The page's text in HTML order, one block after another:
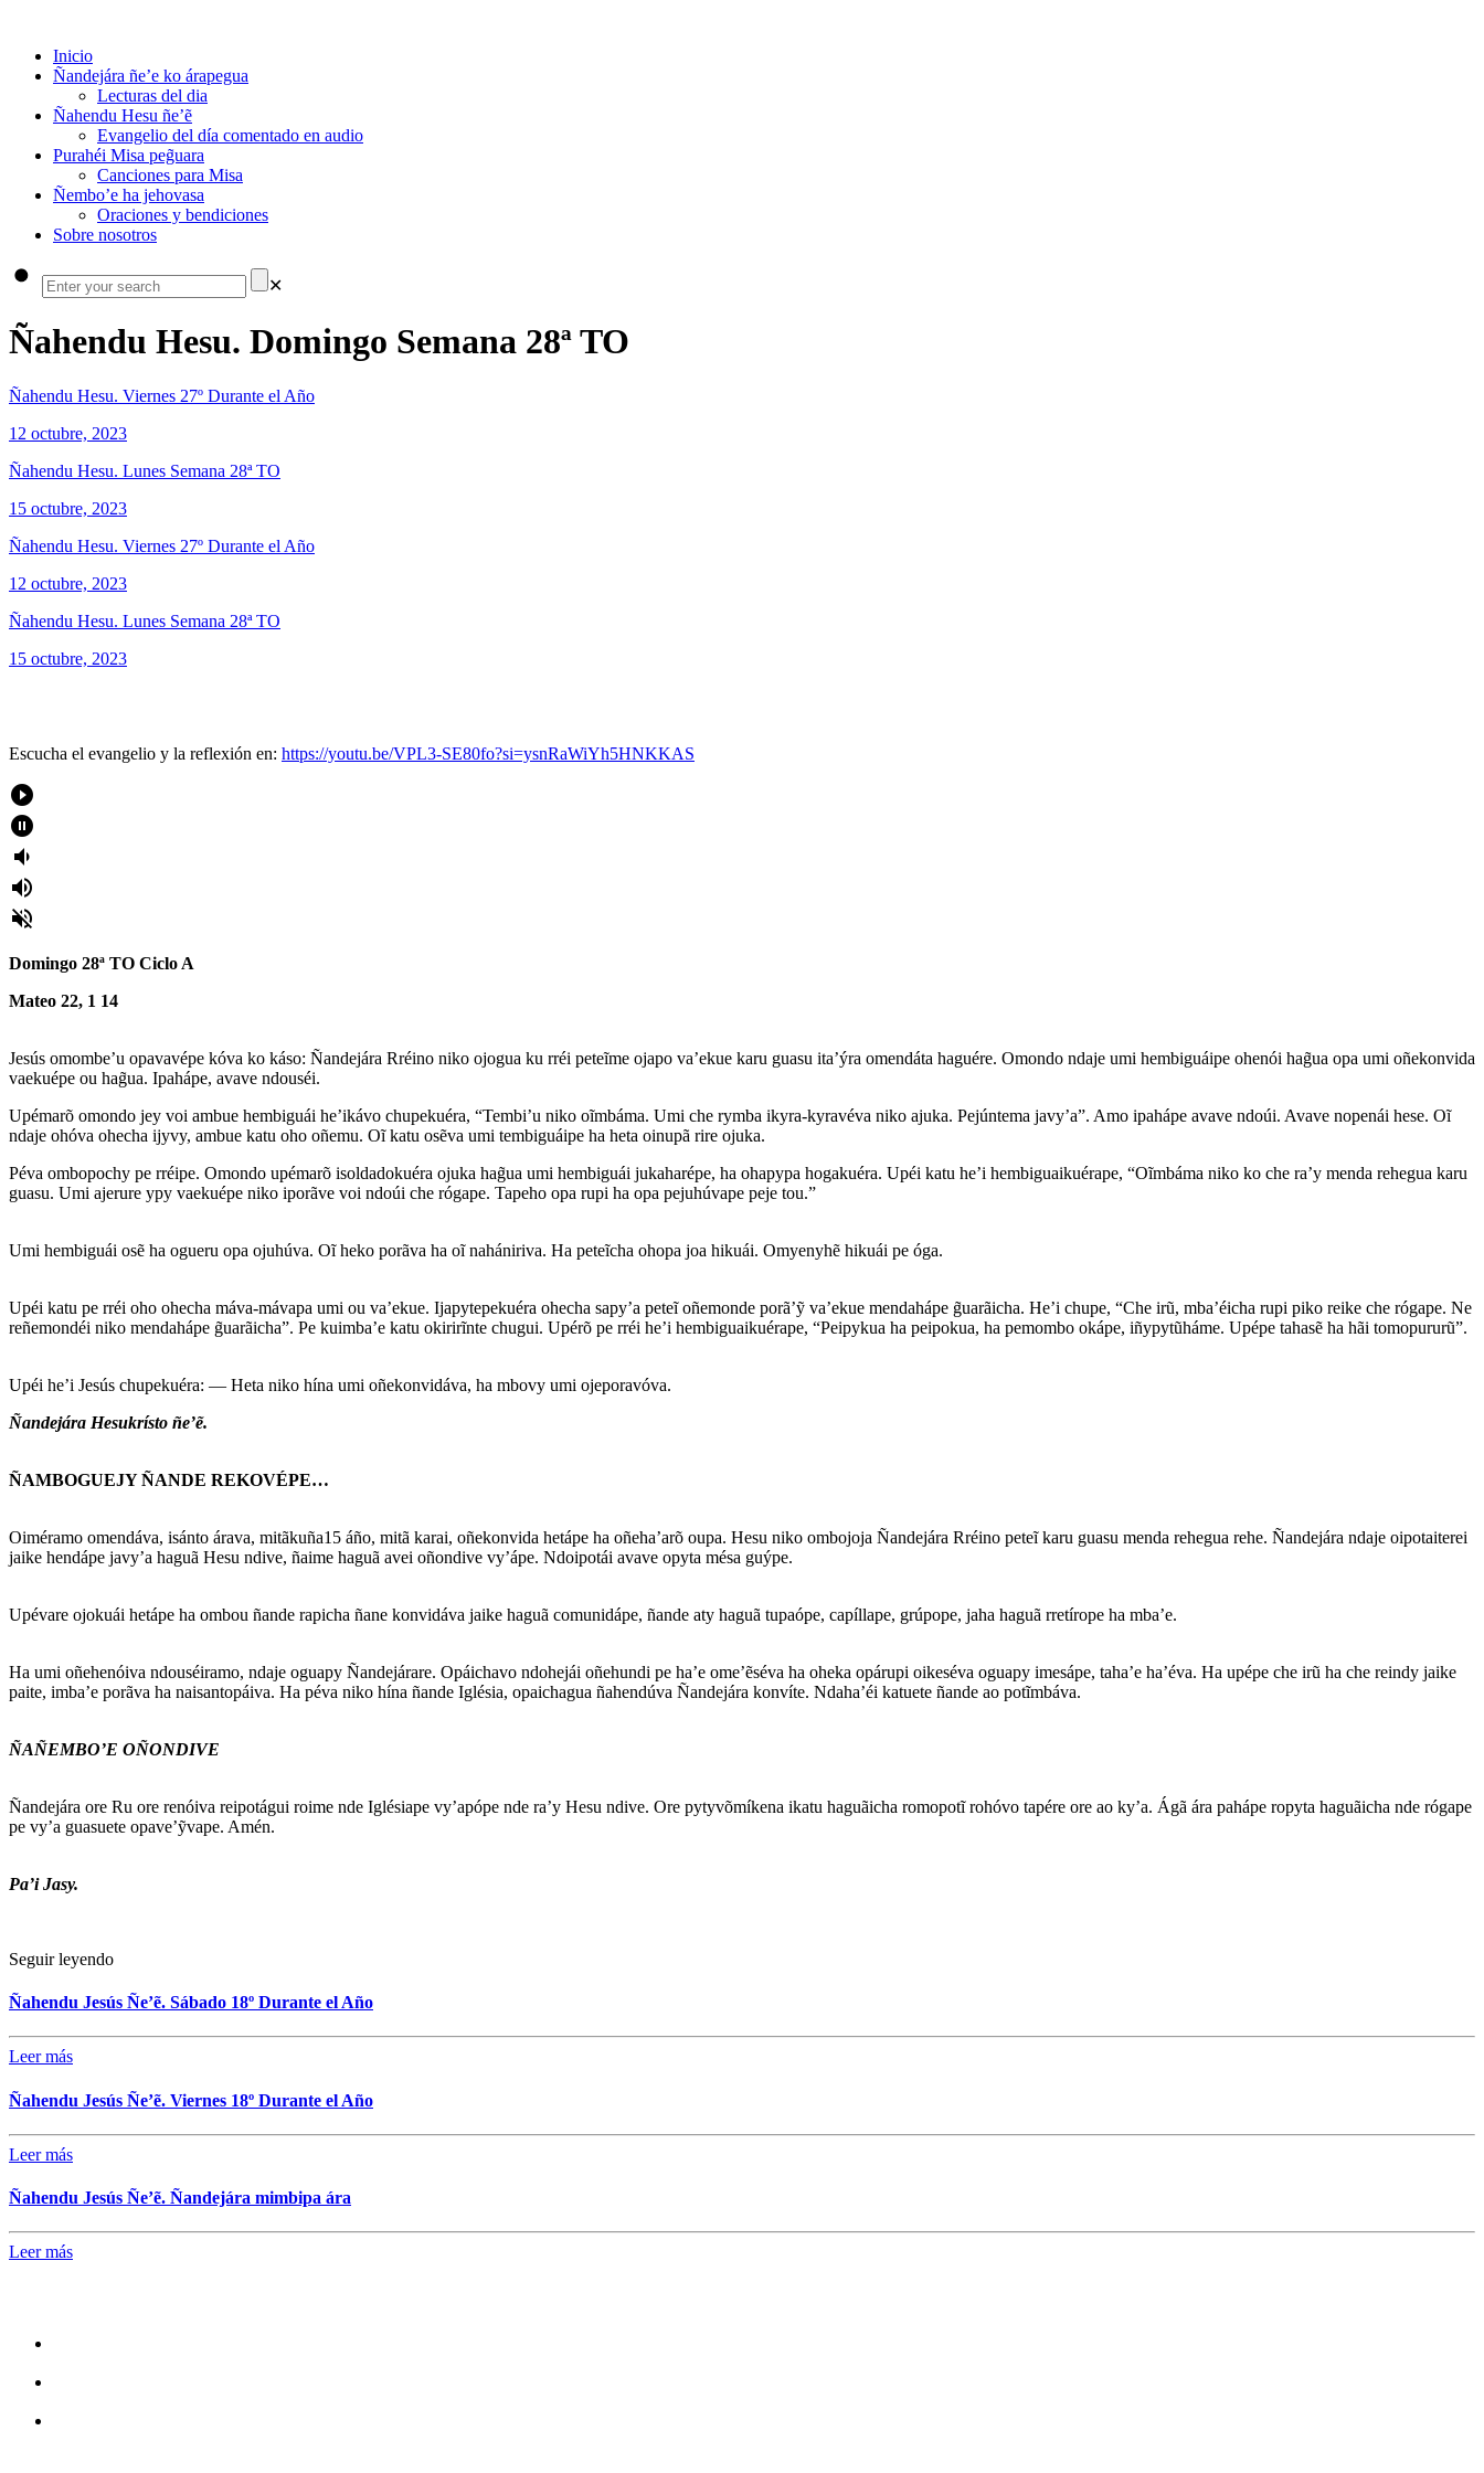
Inicio
Ñandejára ñe’e ko árapegua
Lecturas del dia
Ñahendu Hesu ñe’ẽ
Evangelio del día comentado en audio
Purahéi Misa peg̃uara
Canciones para Misa
Ñembo’e ha jehovasa
Oraciones y bendiciones
Sobre nosotros
✕
Ñahendu Hesu. Domingo Semana 28ª TO
Ñahendu Hesu. Viernes 27º Durante el Año
12 octubre, 2023
Ñahendu Hesu. Lunes Semana 28ª TO
15 octubre, 2023
Ñahendu Hesu. Viernes 27º Durante el Año
12 octubre, 2023
Ñahendu Hesu. Lunes Semana 28ª TO
15 octubre, 2023
Escucha el evangelio y la reflexión en: https://youtu.be/VPL3-SE80fo?si=ysnRaWiYh5HNKKAS
play_circle_filled
pause_circle_filled
volume_down
volume_up
volume_off
Domingo 28ª TO Ciclo A
Mateo 22, 1 14
Jesús omombe’u opavavépe kóva ko káso: Ñandejára Rréino niko ojogua ku rréi peteĩme ojapo va’ekue karu guasu ita’ýra omendáta haguére. Omondo ndaje umi hembiguáipe ohenói hag̃ua opa umi oñekonvida
vaekuépe ou hag̃ua. Ipahápe, avave ndouséi.
Upémarõ omondo jey voi ambue hembiguái he’ikávo chupekuéra, “Tembi’u niko oĩmbáma. Umi che rymba ikyra-kyravéva niko ajuka. Pejúntema javy’a”. Amo ipahápe avave ndoúi. Avave nopenái hese. Oĩ
ndaje ohóva ohecha ijyvy, ambue katu oho oñemu. Oĩ katu osẽva umi tembiguáipe ha heta oinupã rire ojuka.
Péva ombopochy pe rréipe. Omondo upémarõ isoldadokuéra ojuka hag̃ua umi hembiguái jukaharépe, ha ohapypa hogakuéra. Upéi katu he’i hembiguaikuérape, “Oĩmbáma niko ko che ra’y menda rehegua karu
guasu. Umi ajerure ypy vaekuépe niko iporãve voi ndoúi che rógape. Tapeho opa rupi ha opa pejuhúvape peje tou.”
Umi hembiguái osẽ ha ogueru opa ojuhúva. Oĩ heko porãva ha oĩ nahániriva. Ha peteĩcha ohopa joa hikuái. Omyenyhẽ hikuái pe óga.
Upéi katu pe rréi oho ohecha máva-mávapa umi ou va’ekue. Ijapytepekuéra ohecha sapy’a peteĩ oñemonde porã’ỹ va’ekue mendahápe g̃uarãicha. He’i chupe, “Che irũ, mba’éicha rupi piko reike che rógape. Ne
reñemondéi niko mendahápe g̃uarãicha”. Pe kuimba’e katu okirirĩnte chugui. Upérõ pe rréi he’i hembiguaikuérape, “Peipykua ha peipokua, ha pemombo okápe, iñypytũháme. Upépe tahasẽ ha hãi tomopururũ”.
Upéi he’i Jesús chupekuéra: — Heta niko hína umi oñekonvidáva, ha mbovy umi ojeporavóva.
Ñandejára Hesukrísto ñe’ẽ.
ÑAMBOGUEJY ÑANDE REKOVÉPE…
Oiméramo omendáva, isánto árava, mitãkuña15 áño, mitã karai, oñekonvida hetápe ha oñeha’arõ oupa. Hesu niko ombojoja Ñandejára Rréino peteĩ karu guasu menda rehegua rehe. Ñandejára ndaje oipotaiterei
jaike hendápe javy’a haguã Hesu ndive, ñaime haguã avei oñondive vy’ápe. Ndoipotái avave opyta mésa guýpe.
Upévare ojokuái hetápe ha ombou ñande rapicha ñane konvidáva jaike haguã comunidápe, ñande aty haguã tupaópe, capíllape, grúpope, jaha haguã rretírope ha mba’e.
Ha umi oñehenóiva ndouséiramo, ndaje oguapy Ñandejárare. Opáichavo ndohejái oñehundi pe ha’e ome’ẽséva ha oheka opárupi oikeséva oguapy imesápe, taha’e ha’éva. Ha upépe che irũ ha che reindy jaike
paite, imba’e porãva ha naisantopáiva. Ha péva niko hína ñande Iglésia, opaichagua ñahendúva Ñandejára konvíte. Ndaha’éi katuete ñande ao potĩmbáva.
ÑAÑEMBO’E OÑONDIVE
Ñandejára ore Ru ore renóiva reipotágui roime nde Iglésiape vy’apópe nde ra’y Hesu ndive. Ore pytyvõmíkena ikatu haguãicha romopotĩ rohóvo tapére ore ao ky’a. Ágã ára pahápe ropyta haguãicha nde rógape
pe vy’a guasuete opave’ỹvape. Amén.
Pa’i Jasy.
Seguir leyendo
Ñahendu Jesús Ñe’ẽ. Sábado 18º Durante el Año
Leer más
Ñahendu Jesús Ñe’ẽ. Viernes 18º Durante el Año
Leer más
Ñahendu Jesús Ñe’ẽ. Ñandejára mimbipa ára
Leer más